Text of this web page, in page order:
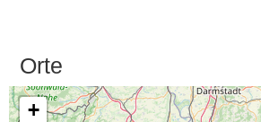
Orte
+